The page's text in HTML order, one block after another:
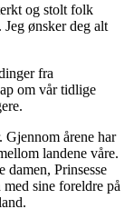
og stolt folk
ønsker deg alt
fra
om vår tidlige
Gjennom årene har
landene våre.
damen, Prinsesse
sine foreldre på